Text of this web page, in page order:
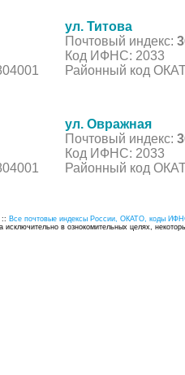
ул. Титова
Почтовый индекс:
Код ИФНС: 2033
Районный код
ул. Овражная
Почтовый индекс:
Код ИФНС: 2033
Районный код
:: Все почтовые индексы России, ОКАТО, коды
в ознокомительных целях,